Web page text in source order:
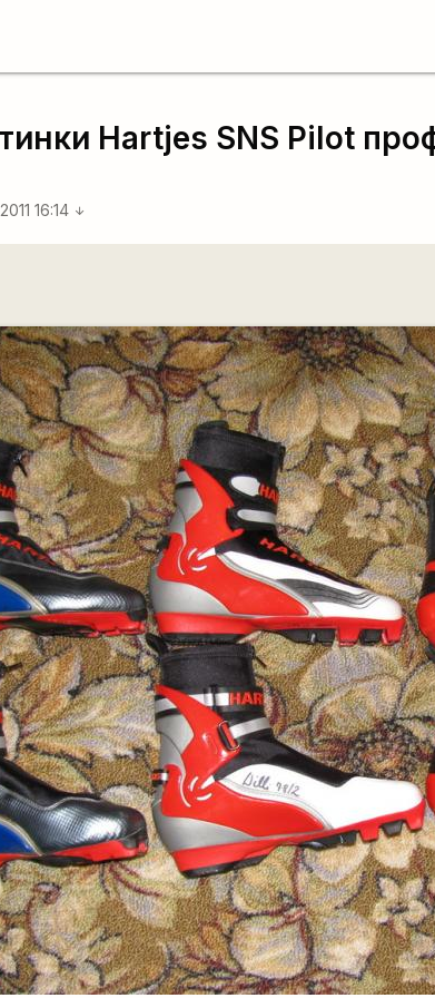
Hartjes SNS Pilot
16:14 arrow_downward